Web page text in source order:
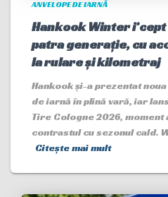
ANVELOPE DE IARNĂ
Hankook Winter i*cept
patra generație, cu
la rulare și kilometraj
Hankook și-a prezentat
de iarnă în plină vară, iar
Tire Cologne 2026,
contrastul cu sezonul cald.
Citește mai mult